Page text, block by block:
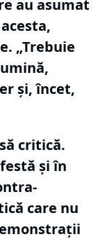
au asumat
„Trebuie
și, încet,
critică.
și în
care nu